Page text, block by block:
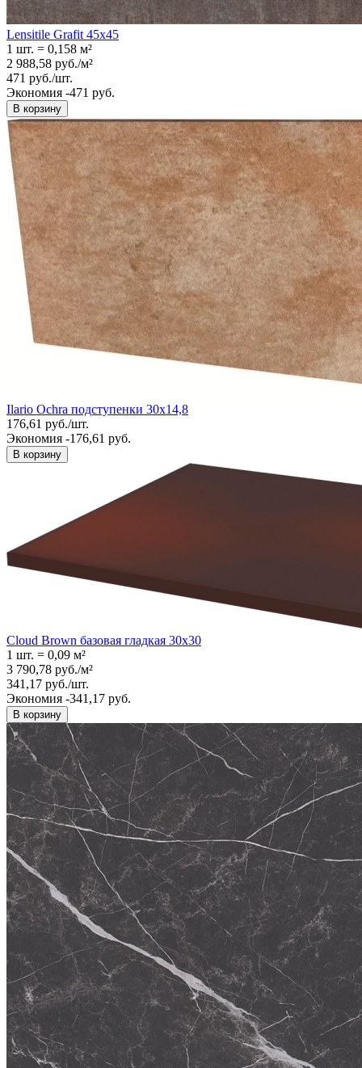
Lensitile Grafit 45x45
1 шт. = 0,158 м²
2 988,58 руб./м²
471 руб./шт.
Экономия -471 руб.
В корзину
Ilario Ochra подступенки 30х14,8
176,61 руб./шт.
Экономия -176,61 руб.
В корзину
Cloud Brown базовая гладкая 30x30
1 шт. = 0,09 м²
3 790,78 руб./м²
341,17 руб./шт.
Экономия -341,17 руб.
В корзину